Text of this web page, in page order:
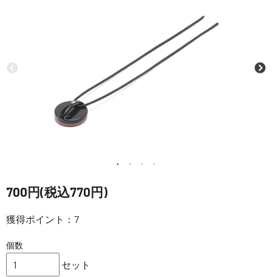
業務用ドローン・業務関連製品
水中ドローン(ROV)・水中スクーター
RC・ロボット部品
講習会･国家資格･WEBセミナー
700円(税込770円)
獲得ポイント：7
個数
セット